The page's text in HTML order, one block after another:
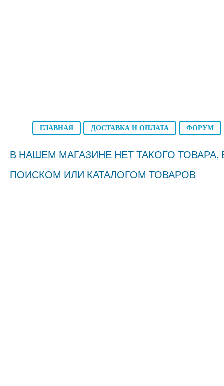
ГЛАВНАЯ ДОСТАВКА И ОПЛАТА ФОРУМ
В НАШЕМ МАГАЗИНЕ НЕТ ТАКОГО
ПОИСКОМ ИЛИ КАТАЛОГОМ ТОВАРОВ